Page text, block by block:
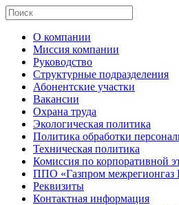
О компании
Миссия компании
Руководство
Структурные подразделения
Абонентские участки
Вакансии
Охрана труда
Экологическая политика
Политика обработки
Техническая политика
Комиссия по корпоративной
ППО «Газпром межрегионгаз
Реквизиты
Контактная информация